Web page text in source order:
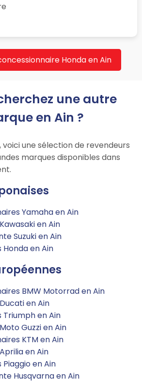
Honda en Ain
une autre
en Ain ?
voici une sélection de revendeurs
marques disponibles dans
Yamaha en Ain
en Ain
Suzuki en Ain
en Ain
BMW Motorrad en Ain
en Ain
Triumph en Ain
Guzzi en Ain
KTM en Ain
en Ain
en Ain
Husqvarna en Ain